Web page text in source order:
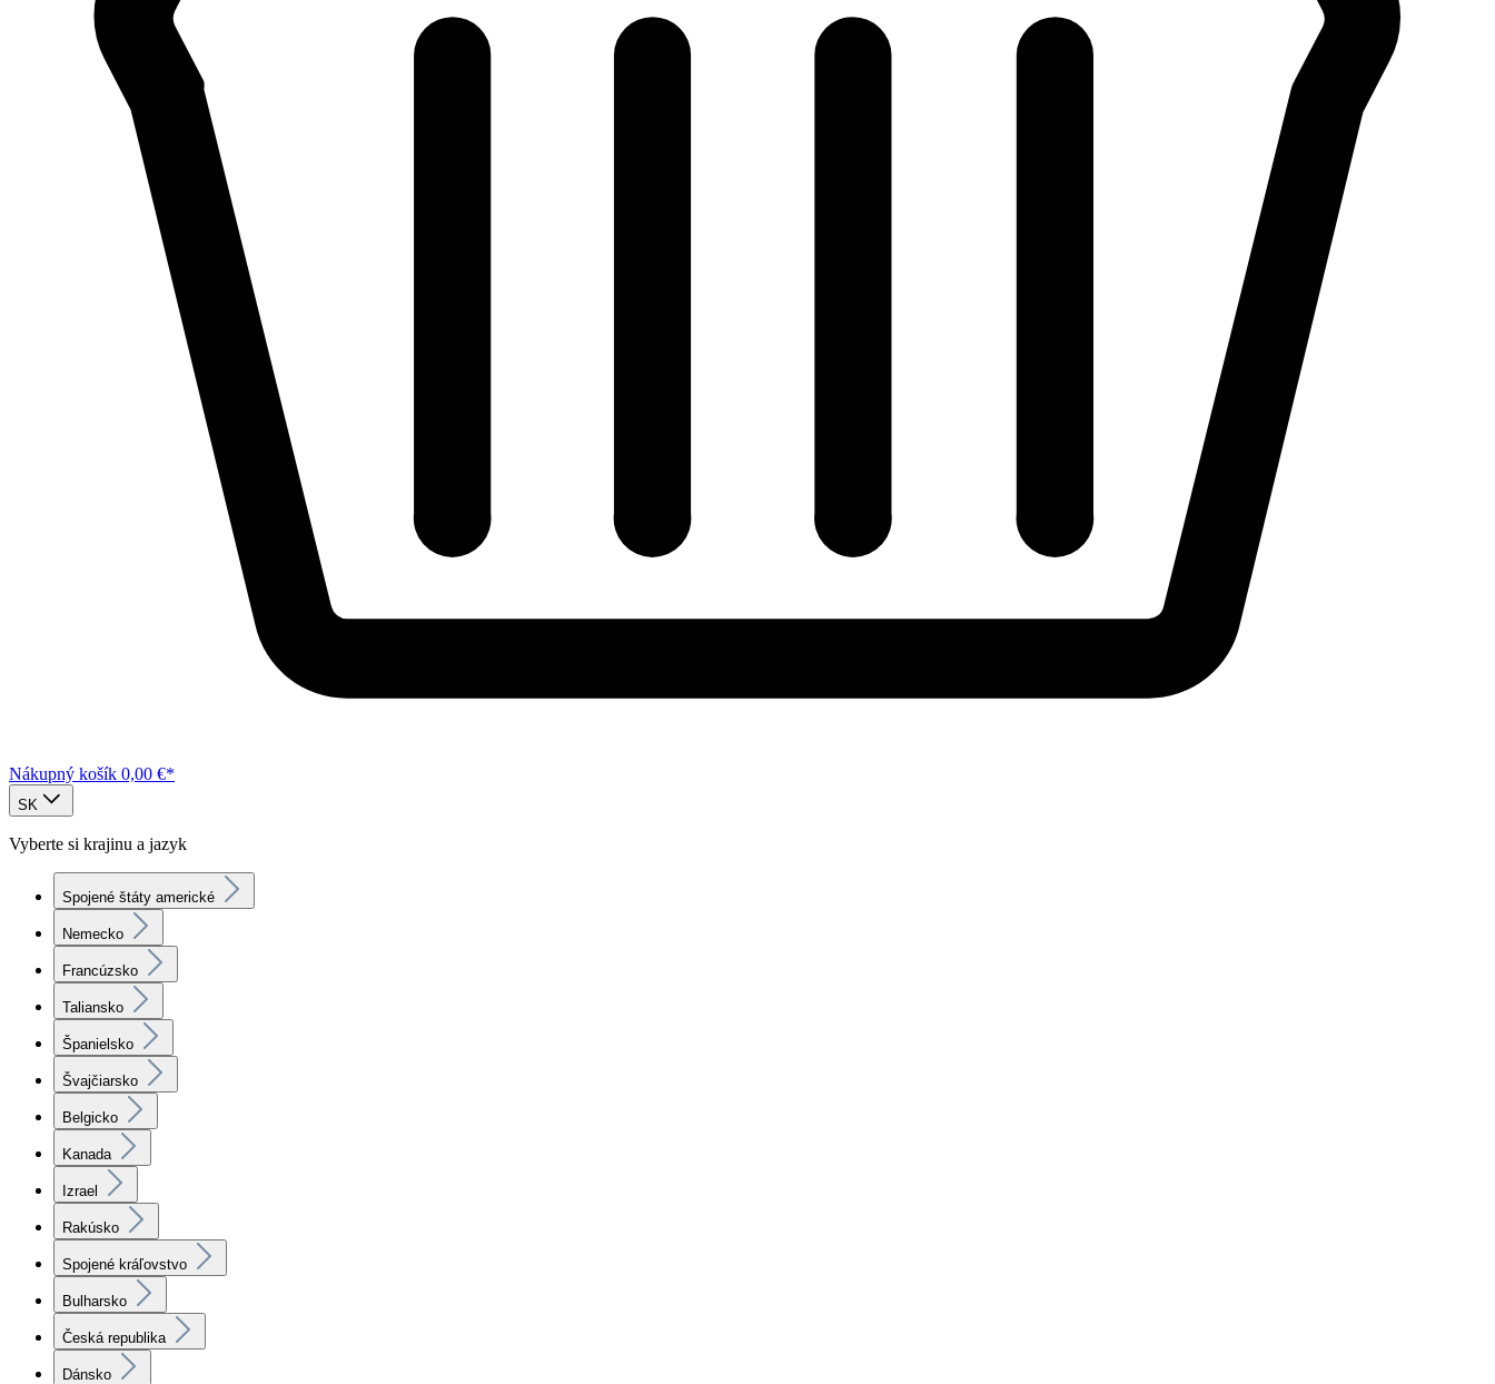
Nákupný košík 0,00 €*
SK
Vyberte si krajinu a jazyk
Spojené štáty americké
Nemecko
Francúzsko
Taliansko
Španielsko
Švajčiarsko
Belgicko
Kanada
Izrael
Rakúsko
Spojené kráľovstvo
Bulharsko
Česká republika
Dánsko